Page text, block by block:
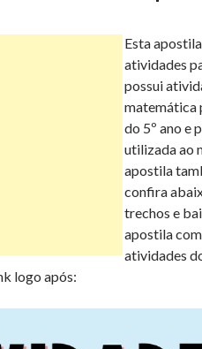
s
e
n
g
e
r
Esta
atividades
possui
matemática
do 5º ano e
utilizada ao
apostila
confira
trechos e
apostila
atividades
logo após: